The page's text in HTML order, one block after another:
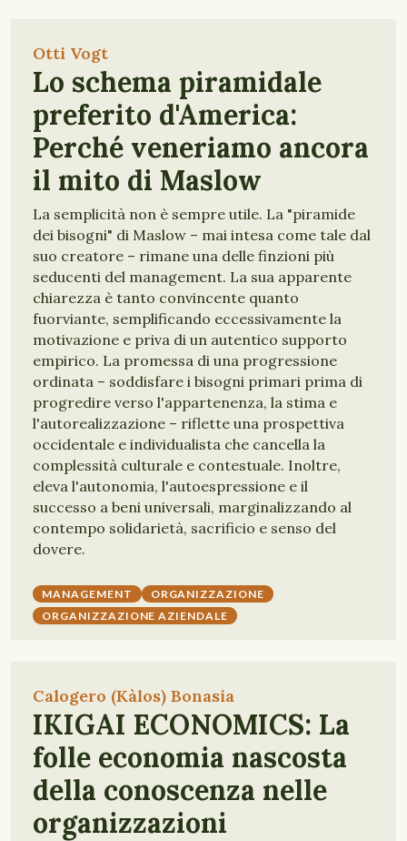
Otti Vogt
Lo schema piramidale
preferito d'America:
Perché veneriamo ancora
il mito di Maslow
La semplicità non è sempre utile. La "piramide
dei bisogni" di Maslow – mai intesa come tale dal
suo creatore – rimane una delle finzioni più
seducenti del management. La sua apparente
chiarezza è tanto convincente quanto
fuorviante, semplificando eccessivamente la
motivazione e priva di un autentico supporto
empirico. La promessa di una progressione
ordinata – soddisfare i bisogni primari prima di
progredire verso l'appartenenza, la stima e
l'autorealizzazione – riflette una prospettiva
occidentale e individualista che cancella la
complessità culturale e contestuale. Inoltre,
eleva l'autonomia, l'autoespressione e il
successo a beni universali, marginalizzando al
contempo solidarietà, sacrificio e senso del
dovere.
MANAGEMENT
ORGANIZZAZIONE
ORGANIZZAZIONE AZIENDALE
Calogero (Kàlos) Bonasia
IKIGAI ECONOMICS: La
folle economia nascosta
della conoscenza nelle
organizzazioni